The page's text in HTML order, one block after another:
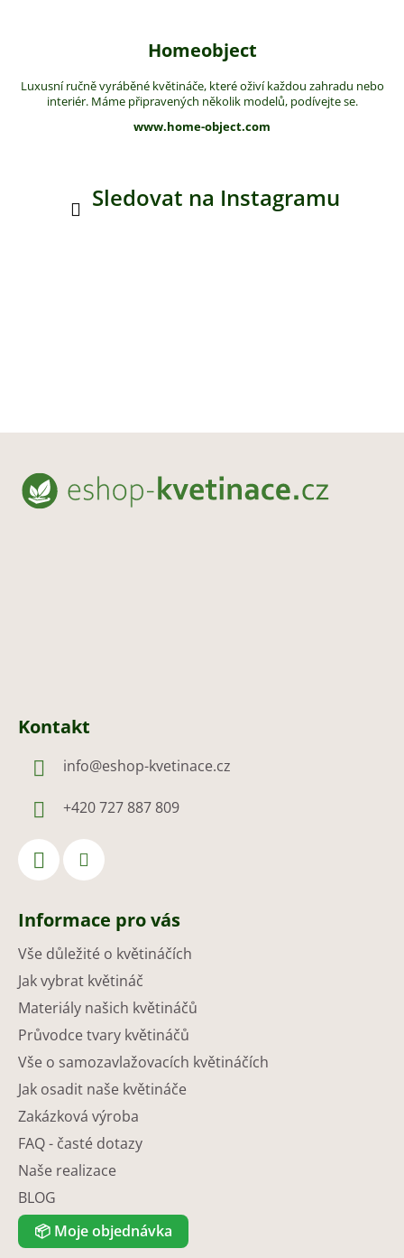
Homeobject
Luxusní ručně vyráběné květináče, které oživí každou zahradu nebo
interiér. Máme připravených několik modelů, podívejte se.
www.home-object.com
Sledovat na Instagramu
Z
Kontakt
info@eshop-kvetinace.cz
+420 727 887 809
Informace pro vás
Vše důležité o květináčích
Jak vybrat květináč
Materiály našich květináčů
Průvodce tvary květináčů
Vše o samozavlažovacích květináčích
Jak osadit naše květináče
Zakázková výroba
FAQ - časté dotazy
Naše realizace
BLOG
📦 Moje objednávka